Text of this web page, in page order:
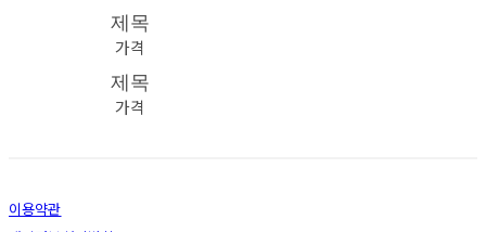
제목
가격
제목
가격
이용약관